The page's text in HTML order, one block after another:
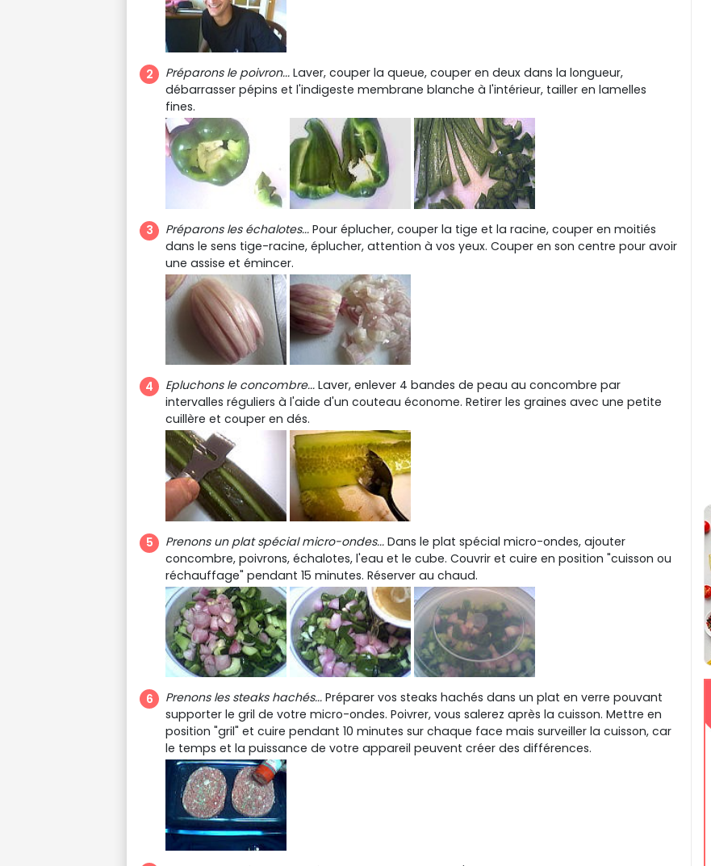
Préparons le poivron... Laver, couper la queue, couper en deux dans la longueur,
débarrasser pépins et l'indigeste membrane blanche à l'intérieur, tailler en lamelles
fines.
Préparons les échalotes... Pour éplucher, couper la tige et la racine, couper en moitiés
dans le sens tige-racine, éplucher, attention à vos yeux. Couper en son centre pour avoir
une assise et émincer.
Epluchons le concombre... Laver, enlever 4 bandes de peau au concombre par
intervalles réguliers à l'aide d'un couteau économe. Retirer les graines avec une petite
cuillère et couper en dés.
Prenons un plat spécial micro-ondes... Dans le plat spécial micro-ondes, ajouter
concombre, poivrons, échalotes, l'eau et le cube. Couvrir et cuire en position "cuisson ou
réchauffage" pendant 15 minutes. Réserver au chaud.
Prenons les steaks hachés... Préparer vos steaks hachés dans un plat en verre pouvant
supporter le gril de votre micro-ondes. Poivrer, vous salerez après la cuisson. Mettre en
position "gril" et cuire pendant 10 minutes sur chaque face mais surveiller la cuisson, car
le temps et la puissance de votre appareil peuvent créer des différences.